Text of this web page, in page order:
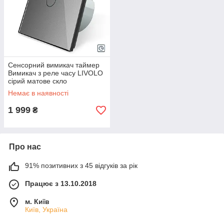
Сенсорний вимикач таймер
Вимикач з реле часу LIVOLO
сірий матове скло
Немає в наявності
1 999 ₴
Про нас
91% позитивних з 45 відгуків за рік
Працює з 13.10.2018
м. Київ
Київ, Україна